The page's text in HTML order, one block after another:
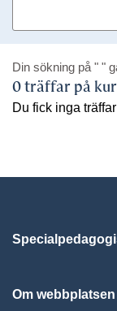
Din sökning på " "
0 träffar på
Du fick inga
Om